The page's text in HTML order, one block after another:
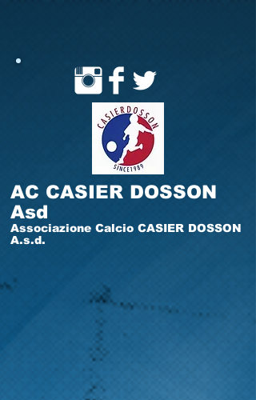
AC CASIER DOSSON
Asd
Associazione Calcio CASIER DOSSON
A.s.d.